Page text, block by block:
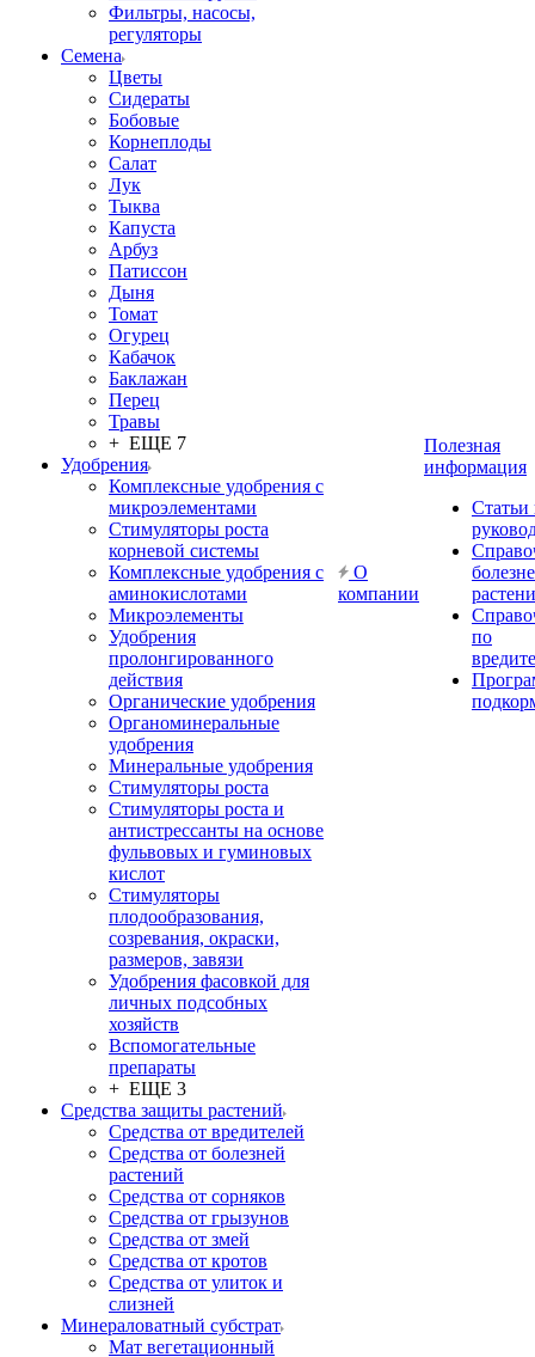
Фильтры, насосы,
регуляторы
Семена
Цветы
Сидераты
Бобовые
Корнеплоды
Салат
Лук
Тыква
Капуста
Арбуз
Патиссон
Дыня
Томат
Огурец
Кабачок
Баклажан
Перец
Травы
+ ЕЩЕ 7
Удобрения
Комплексные удобрения с
микроэлементами
Стимуляторы роста
корневой системы
Комплексные удобрения с
аминокислотами
Микроэлементы
Удобрения
пролонгированного
действия
Органические удобрения
Органоминеральные
удобрения
Минеральные удобрения
Стимуляторы роста
Стимуляторы роста и
антистрессанты на основе
фульвовых и гуминовых
кислот
Стимуляторы
плодообразования,
созревания, окраски,
размеров, завязи
Удобрения фасовкой для
личных подсобных
хозяйств
Вспомогательные
препараты
+ ЕЩЕ 3
Средства защиты растений
Средства от вредителей
Средства от болезней
растений
Средства от сорняков
Средства от грызунов
Средства от змей
Средства от кротов
Средства от улиток и
слизней
Минераловатный субстрат
Мат вегетационный
О
компании
Полезная
информация
Статьи
по